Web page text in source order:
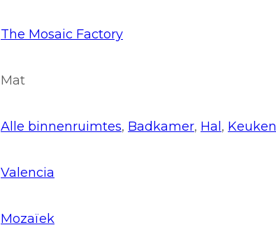
The Mosaic Factory
Mat
Alle binnenruimtes, Badkamer, Hal , Keuken
Valencia
Mozaïek